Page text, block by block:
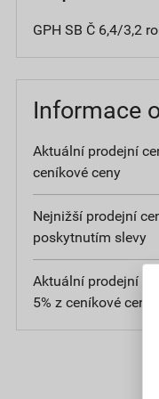
GPH SB Č 6,4/3,2
Informace
Aktuální prodejní
ceníkové ceny
Nejnižší prodejní
poskytnutím slevy
Aktuální prodejní
5% z ceníkové ceny